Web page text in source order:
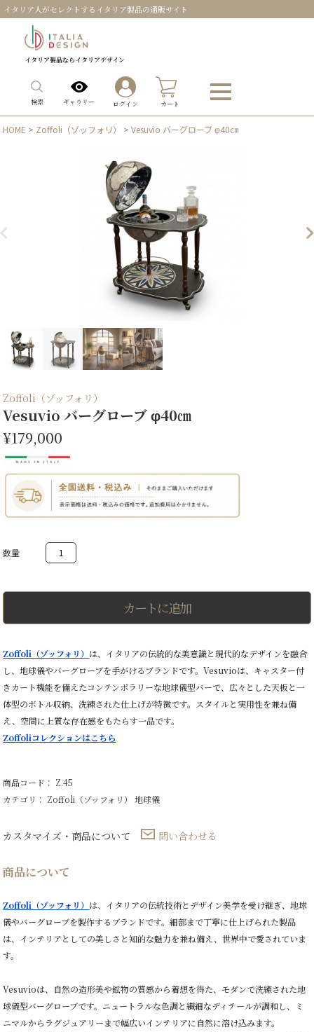
イタリア人がセレクトするイタリア製品の通販サイト
イタリア製品ならイタリアデザイン
検索 ギャラリー ログイン カート
HOME > Zoffoli（ゾッフォリ） > Vesuvio バーグローブ φ40㎝
Zoffoli（ゾッフォリ）
Vesuvio バーグローブ φ40㎝
¥179,000
Vesuvio
ー
φ40
個
カートに追加
Zoffoli（ゾッフォリ） は、イタリアの伝統的な美意識と現代的なデザインを融合
し、地球儀やバーグローブを手がけるブランドです。Vesuvioは、キャスター付
きカート機能を備えたコンテンポラリーな地球儀型バーで、広々とした天板と一
体型のボトル収納、洗練された仕上げが特徴です。スタイルと実用性を兼ね備
え、空間に上質な存在感をもたらす一品です。
Zoffoliコレクションはこちら
商品コード： Z.45
カテゴリ： Zoffoli（ゾッフォリ） 地球儀
カスタマイズ・商品について 問い合わせる
商品について
Zoffoli（ゾッフォリ） は、イタリアの伝統技術とデザイン美学を受け継ぎ、地球
儀やバーグローブを製作するブランドです。細部まで丁寧に仕上げられた製品
は、インテリアとしての美しさと知的な魅力を兼ね備え、世界中で愛されていま
す。
Vesuvioは、自然の造形美や鉱物の質感から着想を得た、モダンで洗練された地
球儀型バーグローブです。ニュートラルな色調と繊細なディテールが調和し、ミ
ニマルからラグジュアリーまで幅広いインテリアに自然に溶け込みます。